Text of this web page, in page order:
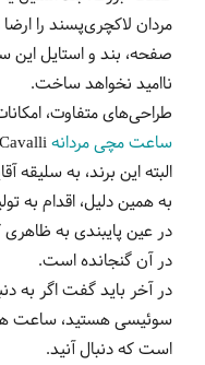
مردان لاکچری‌پسند را
صفحه، بند و استایل
ناامید نخواهد ساخت.
طراحی‌های متفاوت،
ساعت مچی مردانه
البته این برند، به سلیقه
به همین دلیل، اقدام به
در عین پایبندی به ظاهری
در آن گنجانده است.
در آخر باید گفت اگر به
سوئیسی هستید، ساعت
است که دنبال آنید.